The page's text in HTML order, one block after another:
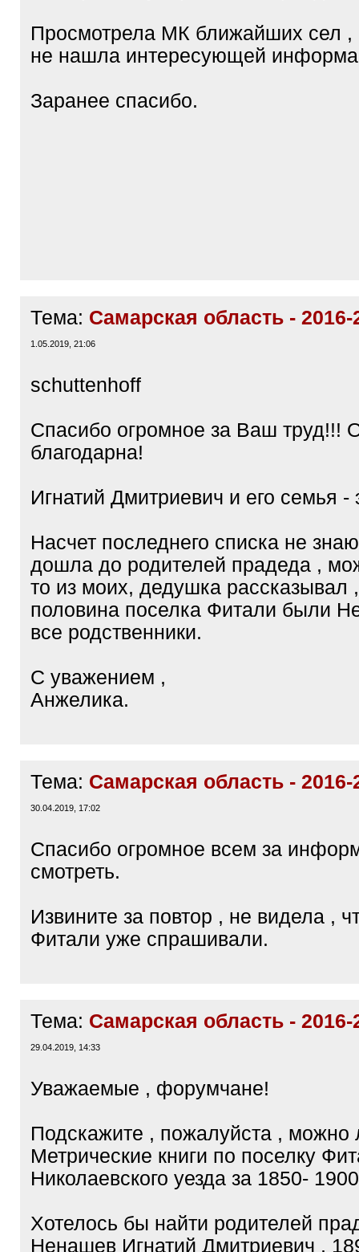
Просмотрела МК ближайших сел ,
не нашла интересующей
Заранее спасибо.
Тема: Самарская область - 2016-
1.05.2019, 21:06
schuttenhoff
Спасибо огромное за Ваш труд!!!
благодарна!
Игнатий Дмитриевич и его семья -
Насчет последнего списка не
дошла до родителей прадеда ,
то из моих, дедушка рассказывал
половина поселка Фитали были
все родственники.
С уважением ,
Анжелика.
Тема: Самарская область - 2016-
30.04.2019, 17:02
Спасибо огромное всем за
смотреть.
Извините за повтор , не видела ,
Фитали уже спрашивали.
Тема: Самарская область - 2016-
29.04.2019, 14:33
Уважаемые , форумчане!
Подскажите , пожалуйста , можно
Метрические книги по поселку
Николаевского уезда за 1850-
Хотелось бы найти родителей
Ненашев Игнатий Дмитриевич ,